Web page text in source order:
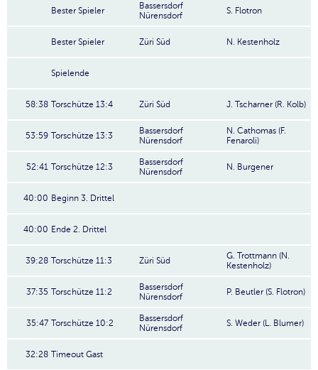
Bester Spieler
Bassersdorf
Nürensdorf
S. Flotron
Bester Spieler Züri Süd N. Kestenholz
Spielende
58:38 Torschütze 13:4 Züri Süd J. Tscharner (R. Kolb)
53:59 Torschütze 13:3
Bassersdorf
Nürensdorf
N. Cathomas (F.
Fenaroli)
52:41 Torschütze 12:3
Bassersdorf
Nürensdorf
N. Burgener
40:00 Beginn 3. Drittel
40:00 Ende 2. Drittel
39:28 Torschütze 11:3 Züri Süd
G. Trottmann (N.
Kestenholz)
37:35 Torschütze 11:2
Bassersdorf
Nürensdorf
P. Beutler (S. Flotron)
35:47 Torschütze 10:2
Bassersdorf
Nürensdorf
S. Weder (L. Blumer)
32:28 Timeout Gast